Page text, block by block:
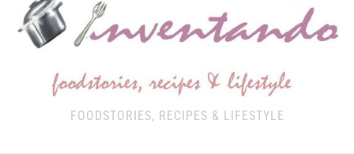
FOODSTORIES, RECIPES & LIFESTYLE